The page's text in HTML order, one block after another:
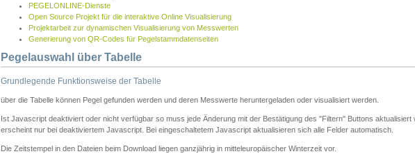
PEGELONLINE-Dienste
Open Source Projekt für die interaktive Online Visualisierung
Projektarbeit zur dynamischen Visualisierung von Messwerten
Generierung von QR-Codes für Pegelstammdatenseiten
Pegelauswahl über Tabelle
Grundlegende Funktionsweise der Tabelle
über die Tabelle können Pegel gefunden werden und deren Messwerte heruntergeladen oder visualisiert werden.
Ist Javascript deaktiviert oder nicht verfügbar so muss jede Änderung mit der Bestätigung des "Filtern" Buttons aktualisiert
erscheint nur bei deaktiviertem Javascript. Bei eingeschaltetem Javascript aktualisieren sich alle Felder automatisch.
Die Zeitstempel in den Dateien beim Download liegen ganzjährig in mitteleuropäischer Winterzeit vor.